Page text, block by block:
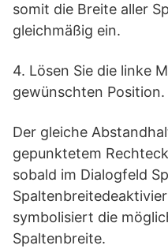
somit die Breite aller
gleichmäßig ein.
4. Lösen Sie die linke
gewünschten Position.
Der gleiche
gepunktetem
sobald im Dialogfeld
symbolisiert die
Spaltenbreite.